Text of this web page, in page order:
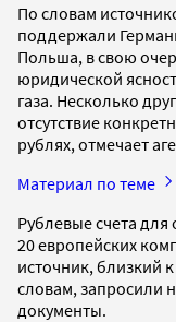
По словам
поддержали
Польша, в свою
юридической
газа. Несколько
отсутствие
рублях, отмечает
Материал по теме
Рублевые счета
20 европейских
источник, близкий
словам, запросили
документы.